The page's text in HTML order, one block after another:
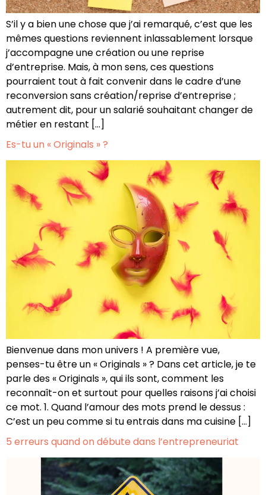
S’il y a bien une chose que j’ai remarqué, c’est que les
mêmes questions reviennent inlassablement lorsque
j’accompagne une création ou une reprise
d’entreprise. Mais, à mon sens, ces questions
pourraient tout à fait convenir dans le cadre d’une
reconversion sans création/reprise d’entreprise ;
autrement dit, pour un salarié souhaitant changer de
métier en restant […]
Es-tu un « Originals » ?
Bienvenue dans mon univers ! A première vue,
penses-tu être un « Originals » ? Dans cet article, je te
parle des « Originals », qui ils sont, comment les
reconnaît-on et surtout pour quelles raisons j’ai choisi
ce mot. 1. Quand l’amour des mots prend le dessus :
C’est un peu comme si tu entrais dans ma cuisine […]
5 erreurs quand on débute dans l’entrepreneuriat